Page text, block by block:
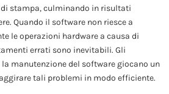
stampa, culminando in risultati
Quando il software non riesce a
le operazioni hardware a causa di
errati sono inevitabili. Gli
manutenzione del software giocano un
tali problemi in modo efficiente.